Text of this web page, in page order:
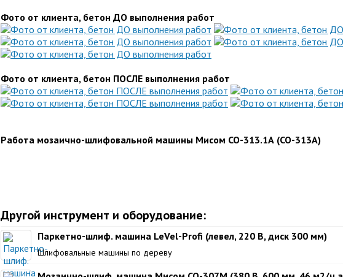
Фото от клиента, бетон ДО выполнения работ
Фото от клиента, бетон ПОСЛЕ выполнения работ
Работа мозаично-шлифовальной машины Мисом СО-313.1А (СО-313А)
Другой инструмент и оборудование:
Паркетно-шлиф. машина LeVel-Profi (левел, 220 В, диск 300 мм)
Шлифовальные машины по дереву